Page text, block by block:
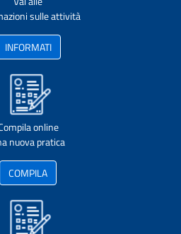
sulle attività
INFORMATI
online
nuova pratica
COMPILA